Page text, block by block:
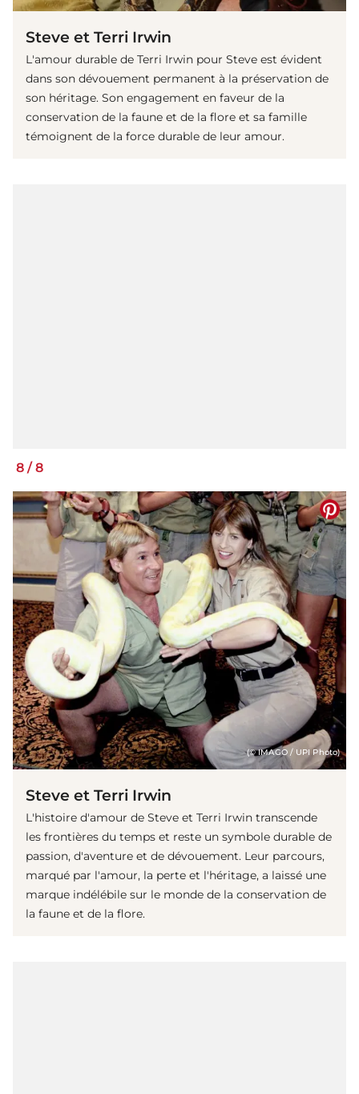
Steve et Terri Irwin
L'amour durable de Terri Irwin pour Steve est évident
dans son dévouement permanent à la préservation de
son héritage. Son engagement en faveur de la
conservation de la faune et de la flore et sa famille
témoignent de la force durable de leur amour.
8 / 8
(© IMAGO / UPI Photo)
Steve et Terri Irwin
L'histoire d'amour de Steve et Terri Irwin transcende
les frontières du temps et reste un symbole durable de
passion, d'aventure et de dévouement. Leur parcours,
marqué par l'amour, la perte et l'héritage, a laissé une
marque indélébile sur le monde de la conservation de
la faune et de la flore.